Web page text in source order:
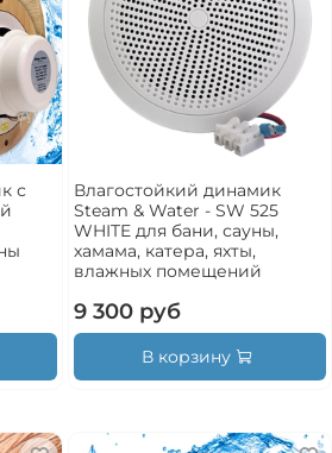
с
Влагостойкий динамик
Steam & Water - SW 525
WHITE для бани, сауны,
хамама, катера, яхты,
влажных помещений
9 300 руб
В корзину